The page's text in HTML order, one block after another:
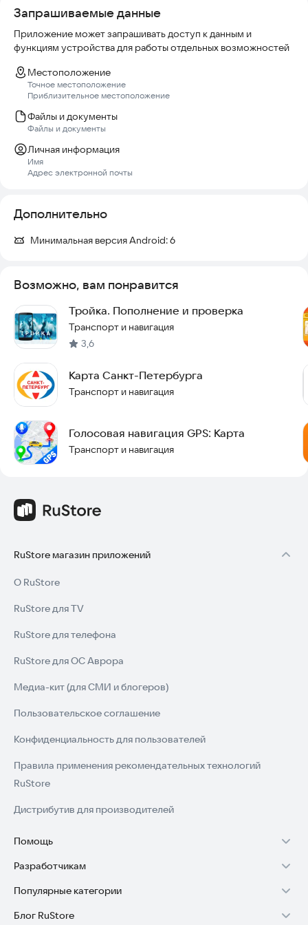
в приложении.
Если телефон не поддерживает NFC, то проверить баланс
карты Ставрополье можно по номеру. При этом будет
доступно только отложенное пополнение.
Запрашиваемые данные
Приложение может запрашивать доступ к данным и
функциям устройства для работы отдельных возможностей
Местоположение
Точное местоположение
Приблизительное местоположение
Файлы и документы
Файлы и документы
Личная информация
Имя
Адрес электронной почты
Дополнительно
Минимальная версия Android:6
Возможно, вам понравится
Тройка. Пополнение и проверка
Транспорт и навигация
3,6
Карта Санкт-Петербурга
Транспорт и навигация
Голосовая навигация GPS: Карта
Транспорт и навигация
RuStore магазин приложений
О RuStore
RuStore для TV
RuStore для телефона
RuStore для ОС Аврора
Медиа-кит (для СМИ и блогеров)
Пользовательское соглашение
Конфиденциальность для пользователей
Правила применения рекомендательных технологий
RuStore
Дистрибутив для производителей
Помощь
Установка RuStore на TV
Установка RuStore на телефон
Установка RuStore в машину
Разработчикам
Зарабатывать с RuStore
Стать разработчиком
Популярные категории
Игры для Android
Блог RuStore